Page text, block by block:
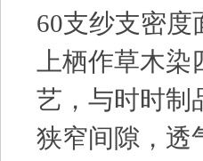
60支纱支密
上栖作草木
艺，与时时制
狭窄间隙，透